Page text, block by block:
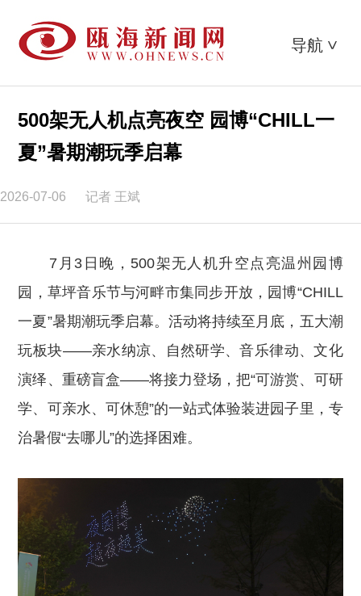
导航 >
500架无人机点亮夜空 园博“CHILL一
夏”暑期潮玩季启幕
2026-07-06 记者 王斌
7月3日晚，500架无人机升空点亮温州园博
园，草坪音乐节与河畔市集同步开放，园博“CHILL
一夏”暑期潮玩季启幕。活动将持续至月底，五大潮
玩板块——亲水纳凉、自然研学、音乐律动、文化
演绎、重磅盲盒——将接力登场，把“可游赏、可研
学、可亲水、可休憩”的一站式体验装进园子里，专
治暑假“去哪儿”的选择困难。